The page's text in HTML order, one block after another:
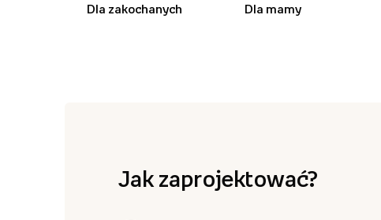
Dla zakochanych Dla mamy
Jak zaprojektować?